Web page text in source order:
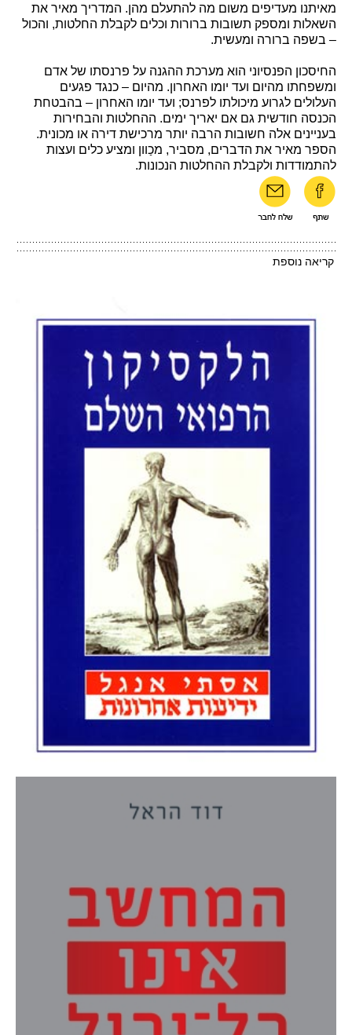
מאיתנו מעדיפים משום מה להתעלם מהן. המדריך מאיר את
השאלות ומספק תשובות ברורות וכלים לקבלת החלטות, והכול
– בשפה ברורה ומעשית.
החיסכון הפנסיוני הוא מערכת ההגנה על פרנסתו של אדם
ומשפחתו מהיום ועד יומו האחרון. מהיום – כנגד פגעים
העלולים לגרוע מיכולתו לפרנס; ועד יומו האחרון – בהבטחת
הכנסה חודשית גם אם יאריך ימים. ההחלטות והבחירות
בעניינים אלה חשובות הרבה יותר מרכישת דירה או מכונית.
הספר מאיר את הדברים, מסביר, מכַוון ומציע כלים ועצות
להתמודדות ולקבלת ההחלטות הנכונות.
קריאה נוספת